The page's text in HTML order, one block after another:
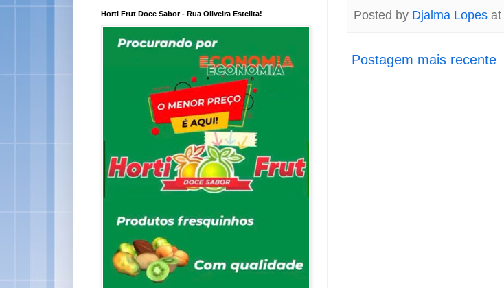
Posted by Djalma Lopes at
Postagem mais recente
Horti Frut Doce Sabor - Rua Oliveira Estelita!